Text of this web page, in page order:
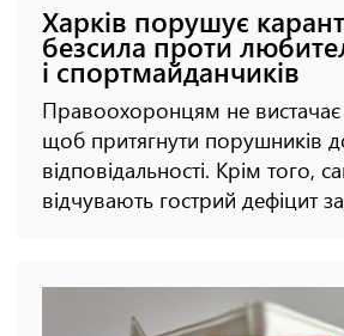
Харків порушує
безсила проти
і спортмайданчиків
Правоохоронцям не
щоб притягнути порушників
відповідальності. Крім того,
відчувають гострий дефіцит